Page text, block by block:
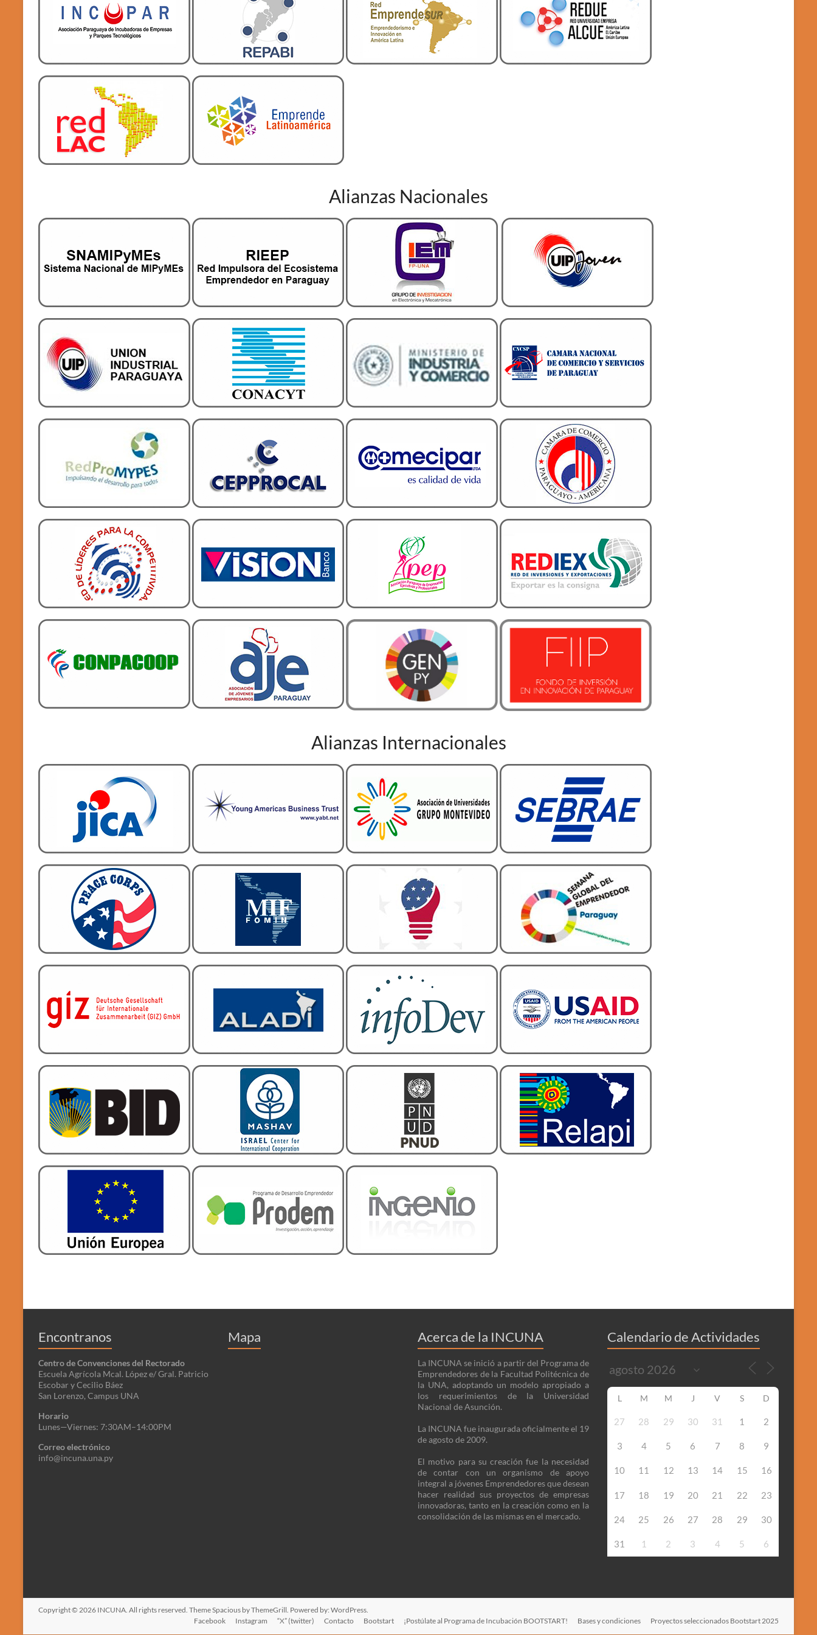
Alianzas Nacionales
Alianzas Internacionales
Encontranos
Centro de Convenciones del Rectorado
Escuela Agrícola Mcal. López e/ Gral. Patricio
Escobar y Cecilio Báez
San Lorenzo, Campus UNA
Horario
Lunes—Viernes: 7:30AM–14:00PM
Correo electrónico
info@incuna.una.py
Mapa Acerca de la INCUNA
La INCUNA se inició a partir del Programa de
Emprendedores de la Facultad Politécnica de
la UNA, adoptando un modelo apropiado a
los requerimientos de la Universidad
Nacional de Asunción.
La INCUNA fue inaugurada oficialmente el 19
de agosto de 2009.
El motivo para su creación fue la necesidad
de contar con un organismo de apoyo
integral a jóvenes Emprendedores que desean
hacer realidad sus proyectos de empresas
innovadoras, tanto en la creación como en la
consolidación de las mismas en el mercado.
Calendario de Actividades
L M M J V S D
27 28 29 30 31 1 2
3 4 5 6 7 8 9
10 11 12 13 14 15 16
17 18 19 20 21 22 23
24 25 26 27 28 29 30
31 1 2 3 4 5 6
Copyright © 2026 INCUNA . All rights reserved. ThemeSpacious by ThemeGrill. Powered by: WordPress
Facebook
Instagram “X” (twitter) Contacto Bootstart ¡Postúlate al Programa de Incubación BOOTSTART! Bases y condiciones Proyectos seleccionados Bootstart 2025